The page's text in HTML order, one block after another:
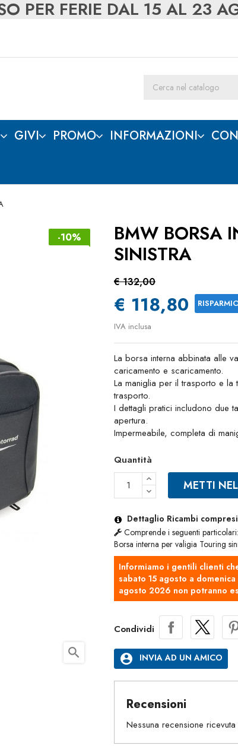
PER FERIE DAL 15 AL 23
GIVI PROMO INFORMAZIONI
-10%
search
BMW BORSA
SINISTRA
€ 132,00
€ 118,80
IVA inclusa
La borsa interna abbinata alle
caricamento e scaricamento.
La maniglia per il trasporto e
trasporto.
I dettagli pratici includono due
apertura.
Impermeabile, completa di
Quantità
METTI
Dettaglio Ricambi
Comprende i seguenti particolari:
Borsa interna per valigia Touring
Informiamo i gentili clienti
sabato 15 agosto a
agosto 2026 non potranno
Condividi
account_circle INVIA AD UN AMICO
Recensioni
Nessuna recensione ricevuta